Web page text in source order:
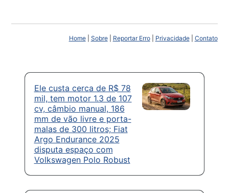
Home| Sobre| Reportar Erro| Privacidade| Contato
Ele custa cerca de R$ 78
mil, tem motor 1.3 de 107
cv, câmbio manual, 186
mm de vão livre e porta-
malas de 300 litros; Fiat
Argo Endurance 2025
disputa espaço com
Volkswagen Polo Robust